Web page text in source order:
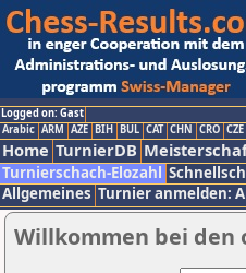
Logged on: Gast
Arabic ARM AZE BIH BUL CAT CHN CRO CZE
Home TurnierDB
Turnierschach-Elozahl
Allgemeines Turnier anmelden:
Willkommen bei den